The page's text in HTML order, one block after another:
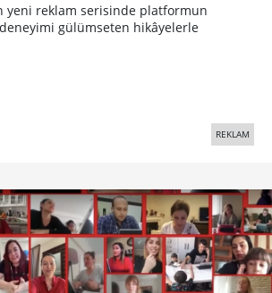
yeni reklam serisinde platformun
gülümseten hikâyelerle
REKLAM